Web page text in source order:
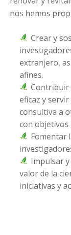
nos hemos
Crear y
extranjero,
afines.
Contribuir
eficaz y
consultiva a
con objetivos
Fomentar
Impulsar
valor de la
iniciativas y